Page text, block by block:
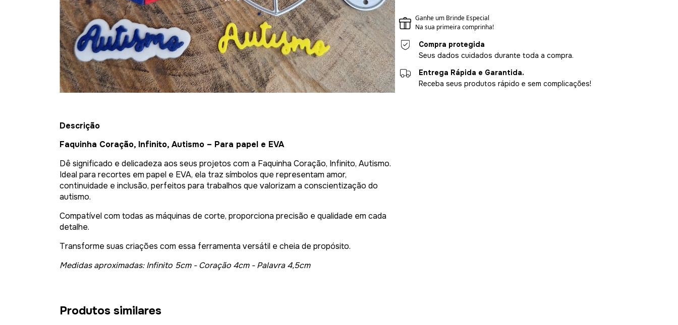
Compra protegida
Seus dados cuidados durante toda a compra.
Entrega Rápida e Garantida.
Receba seus produtos rápido e sem complicações!
Descrição
Faquinha Coração, Infinito, Autismo – Para papel e EVA
Dê significado e delicadeza aos seus projetos com a Faquinha Coração, Infinito, Autismo.
Ideal para recortes em papel e EVA, ela traz símbolos que representam amor,
continuidade e inclusão, perfeitos para trabalhos que valorizam a conscientização do
autismo.
Compatível com todas as máquinas de corte, proporciona precisão e qualidade em cada
detalhe.
Transforme suas criações com essa ferramenta versátil e cheia de propósito.
Medidas aproximadas: Infinito 5cm - Coração 4cm - Palavra 4,5cm
Produtos similares